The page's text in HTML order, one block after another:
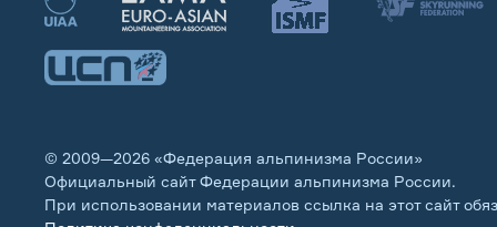
© 2009—2026 «Федерация альпинизма России»
Официальный сайт Федерации альпинизма России.
При использовании материалов ссылка на этот сайт